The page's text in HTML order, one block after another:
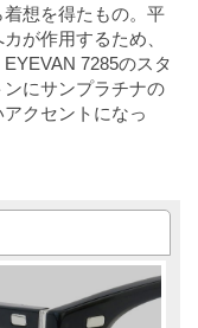
想を得たもの。平
が作用するため、
7285のスタ
にサンプラチナの
クセントになっ